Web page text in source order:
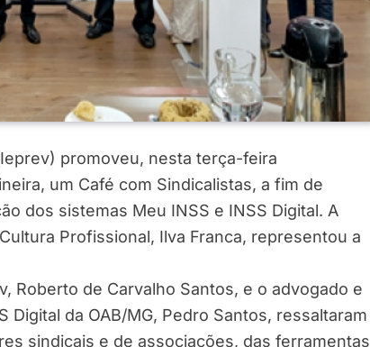
promoveu, nesta terça-feira
um Café com Sindicalistas, a fim de
dos sistemas Meu INSS e INSS Digital. A
Profissional, Ilva Franca, representou a
Roberto de Carvalho Santos, e o advogado e
da OAB/MG, Pedro Santos, ressaltaram
sindicais e de associações, das ferramentas